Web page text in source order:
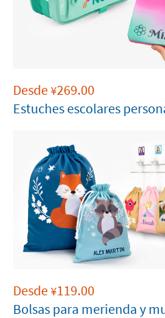
Desde¥269.00
Estuches escolares
Desde¥119.00
Bolsas para merienda y